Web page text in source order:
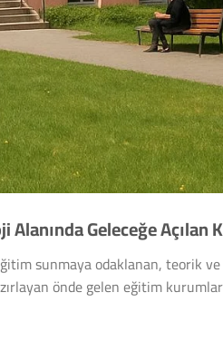
Geleceğe Açılan
sunmaya odaklanan, teorik
önde gelen eğitim